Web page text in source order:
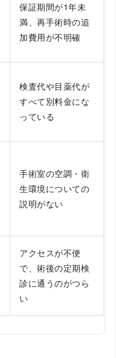
保証期間が1年未
満、再手術時の追
加費用が不明確
検査代や目薬代が
すべて別料金にな
っている
手術室の空調・衛
生環境についての
説明がない
アクセスが不便
で、術後の定期検
診に通うのがつら
い